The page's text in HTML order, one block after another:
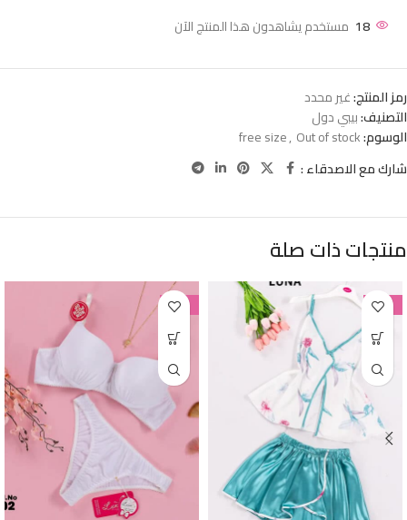
18 مستخدم يشاهدون هذا المنتج الآن
رمز المنتج:غير محدد
التصنيف:بيبي دول
الوسوم:
free size, Out of stock
شارك مع الاصدقاء :
منتجات ذات صلة
-38%
-38%